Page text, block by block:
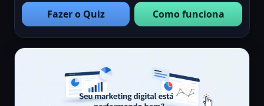
Fazer o Quiz Como funciona